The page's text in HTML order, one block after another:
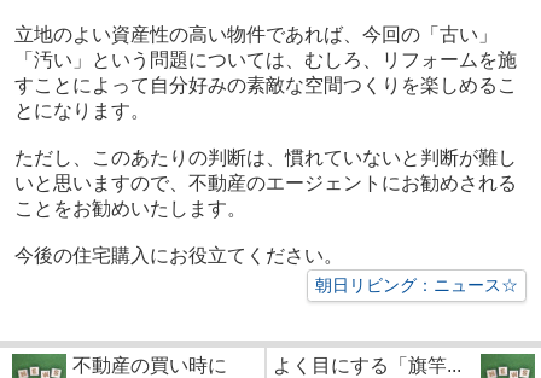
立地のよい資産性の高い物件であれば、今回の「古い」
「汚い」という問題については、むしろ、リフォームを施
すことによって自分好みの素敵な空間つくりを楽しめるこ
とになります。
ただし、このあたりの判断は、慣れていないと判断が難し
いと思いますので、不動産のエージェントにお勧めされる
ことをお勧めいたします。
今後の住宅購入にお役立てください。
朝日リビング：ニュース☆
不動産の買い時に
よく目にする「旗竿...